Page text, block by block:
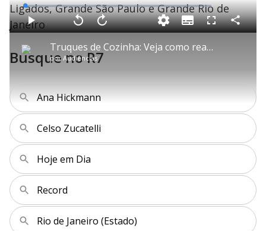
Ligados, Grande São Paulo e Grande Rio de
Janeiro
P
l
a
y
V
Truques de Cozinha: Veja como reaproveitar as cascas da laranja
por Audiências
P V
t
a
r
1
u
n
o
A
n
ç
a
g
u
d
s
u
L
o
a
d
e
:
0
.
6
S
u
b
i
t
F
l
C
o
Busque no R7
Ana Hickmann
Celso Zucatelli
Hoje em Dia
Record
Rio de Janeiro (Estado)